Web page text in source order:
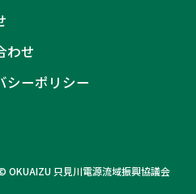
わせ
シーポリシー
OKUAIZU 只見川電源流域振興協議会